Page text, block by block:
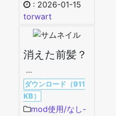
: 2026-01-15
torwart
消えた前髪？
…
ダウンロード（911
KB）
mod使用/なし-